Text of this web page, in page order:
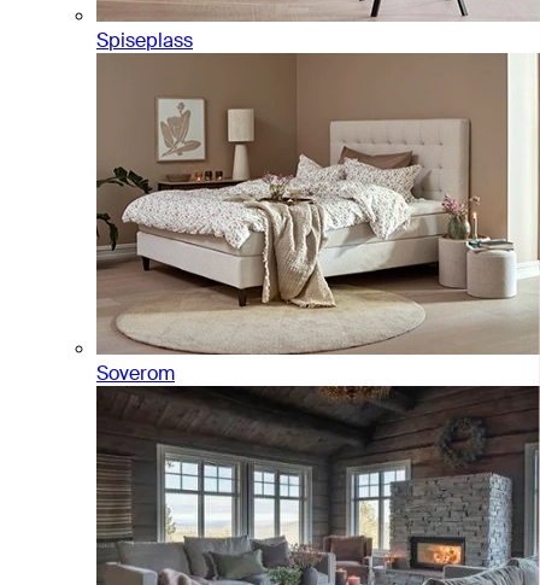
Spiseplass
Soverom